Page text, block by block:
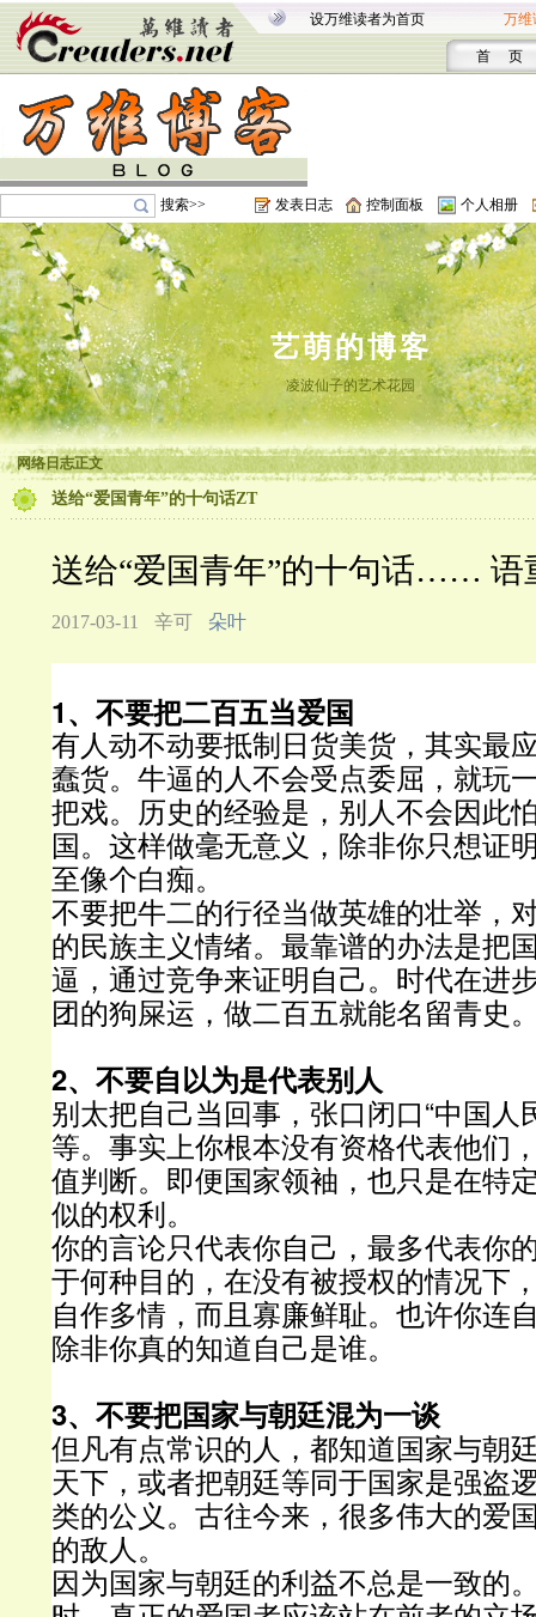
设万维读者为首页 万维
首 页
搜索>> 发表日志 控制面板 个人相册
艺萌的博客
凌波仙子的艺术花园
网络日志正文
送给“爱国青年”的十句话ZT
送给“爱国青年”的十句话…… 语
2017-03-11 辛可 朵叶
1、不要把二百五当爱国
有人动不动要抵制日货美货，其实最
蠢货。牛逼的人不会受点委屈，就玩
把戏。历史的经验是，别人不会因此
国。这样做毫无意义，除非你只想证
至像个白痴。
不要把牛二的行径当做英雄的壮举，
的民族主义情绪。最靠谱的办法是把
逼，通过竞争来证明自己。时代在进
团的狗屎运，做二百五就能名留青史
2、不要自以为是代表别人
别太把自己当回事，张口闭口“中国人
等。事实上你根本没有资格代表他们
值判断。即便国家领袖，也只是在特
似的权利。
你的言论只代表你自己，最多代表你
于何种目的，在没有被授权的情况下
自作多情，而且寡廉鲜耻。也许你连
除非你真的知道自己是谁。
3、不要把国家与朝廷混为一谈
但凡有点常识的人，都知道国家与朝
天下，或者把朝廷等同于国家是强盗
类的公义。古往今来，很多伟大的爱
的敌人。
因为国家与朝廷的利益不总是一致的